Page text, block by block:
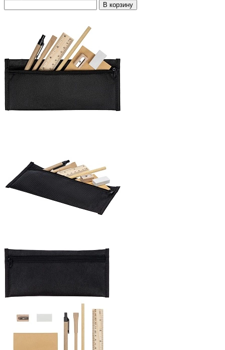
В корзину